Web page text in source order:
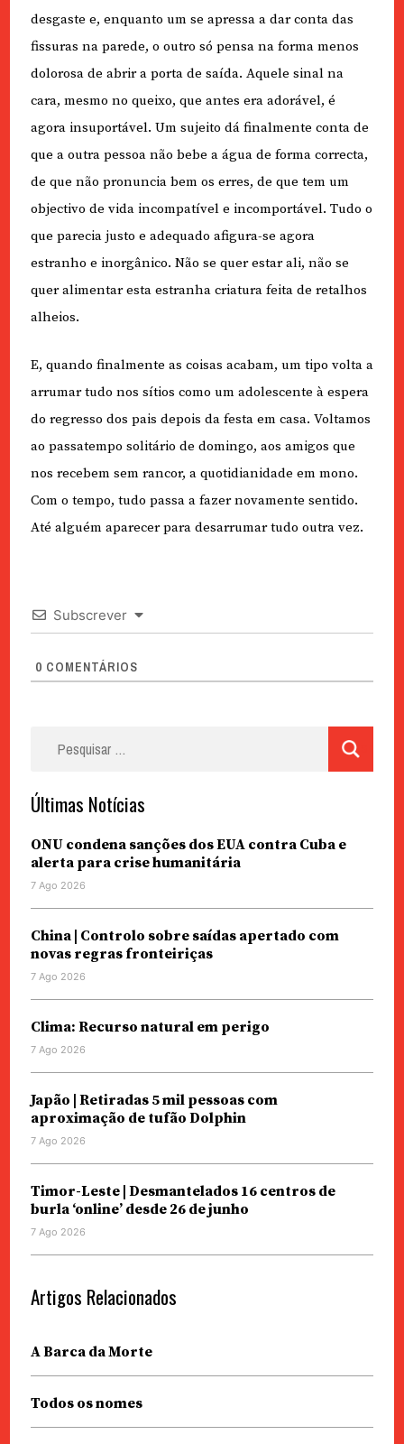
desgaste e, enquanto um se apressa a dar conta das
fissuras na parede, o outro só pensa na forma menos
dolorosa de abrir a porta de saída. Aquele sinal na
cara, mesmo no queixo, que antes era adorável, é
agora insuportável. Um sujeito dá finalmente conta de
que a outra pessoa não bebe a água de forma correcta,
de que não pronuncia bem os erres, de que tem um
objectivo de vida incompatível e incomportável. Tudo o
que parecia justo e adequado afigura-se agora
estranho e inorgânico. Não se quer estar ali, não se
quer alimentar esta estranha criatura feita de retalhos
alheios.
E, quando finalmente as coisas acabam, um tipo volta a
arrumar tudo nos sítios como um adolescente à espera
do regresso dos pais depois da festa em casa. Voltamos
ao passatempo solitário de domingo, aos amigos que
nos recebem sem rancor, a quotidianidade em mono.
Com o tempo, tudo passa a fazer novamente sentido.
Até alguém aparecer para desarrumar tudo outra vez.
Subscrever
0 COMENTÁRIOS
Últimas Notícias
ONU condena sanções dos EUA contra Cuba e
alerta para crise humanitária
7 Ago 2026
China | Controlo sobre saídas apertado com
novas regras fronteiriças
7 Ago 2026
Clima: Recurso natural em perigo
7 Ago 2026
Japão | Retiradas 5 mil pessoas com
aproximação de tufão Dolphin
7 Ago 2026
Timor-Leste | Desmantelados 16 centros de
burla ‘online’ desde 26 de junho
7 Ago 2026
Artigos Relacionados
A Barca da Morte
Todos os nomes